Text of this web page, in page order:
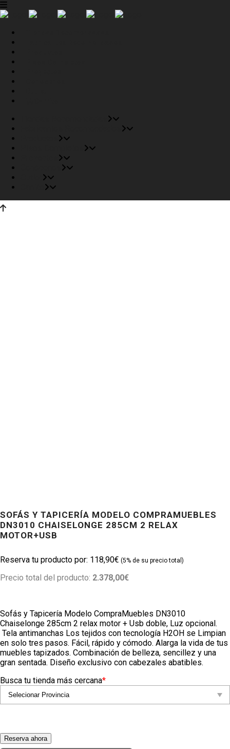
SOFÁS Y TAPICERÍA MODELO COMPRAMUEBLES
DN3010 CHAISELONGE 285CM 2 RELAX
MOTOR+USB
118,90€
Precio total del producto: 2.378,00€
Sofás y Tapicería Modelo CompraMuebles DN3010
Chaiselonge 285cm 2 relax motor + Usb doble, Luz opcional.
Tela antimanchas Los tejidos con tecnología H2OH se Limpian
en solo tres pasos. Fácil, rápido y cómodo. Alarga la vida de tus
muebles tapizados. Combinación de belleza, sencillez y una
gran sentada. Diseño exclusivo con cabezales abatibles.
Busca tu tienda más cercana*
Reserva ahora